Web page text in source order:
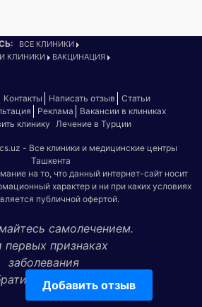
Добавить отзыв
ВСЕ КЛИНИКИ
КЛИНИКИ
ВАКЦИНАЦИЯ
Контакты Написать отзыв
Статьи
Реклама
Вакансии в клиниках
клинику
Лечение в Турции
- Все клиники и медицинские центры
Ташкента
на то, что данный интернет-сайт носит
характер и ни при каких условиях
публичной офертой.
самолечением.
первых признаках
заболевания
к врачу!